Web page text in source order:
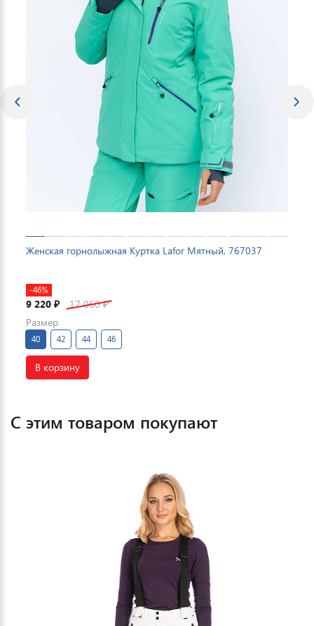
Женская горнолыжная Куртка Lafor Мятный, 767037
-46%
9 220 ₽ 17 060₽
Размер
40 42 44 46
В корзину
С этим товаром покупают